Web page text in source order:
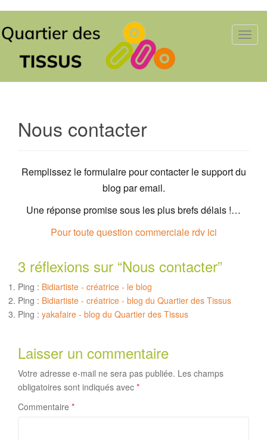
T
g
Nous contacter
Remplissez le formulaire pour contacter le support du
blog par email.
Une réponse promise sous les plus brefs délais !…
Pour toute question commerciale rdv ici
3 réflexions sur “Nous contacter”
Ping : Bidiartiste - créatrice - le blog
Ping : Bidiartiste - créatrice - blog du Quartier des Tissus
Ping : yakafaire - blog du Quartier des Tissus
Laisser un commentaire
Votre adresse e-mail ne sera pas publiée. Les champs
obligatoires sont indiqués avec *
Commentaire *